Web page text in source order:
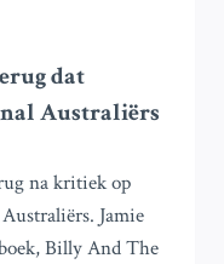
dat
Australiërs
na kritiek op
Jamie
Billy And The